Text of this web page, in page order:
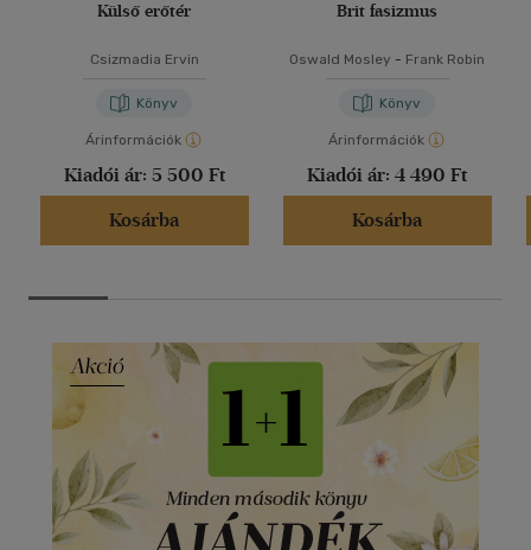
Külső erőtér
Csizmadia Ervin
Könyv
Árinformációk
Kiadói ár: 5 500 Ft
Kosárba
Brit fasizmus
Oswald Mosley - Frank Robin
Könyv
Árinformációk
Kiadói ár: 4 490 Ft
Kosárba